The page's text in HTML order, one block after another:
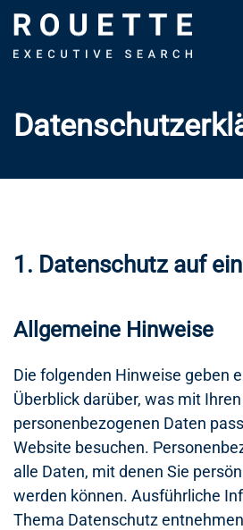
Zum Hauptinhalt springen
1. Datenschutz auf
Allgemeine Hinweise
Die folgenden Hinweise geben
Überblick darüber, was mit Ihren
personenbezogenen Daten
Website besuchen.
alle Daten, mit denen Sie
werden können. Ausführliche
Thema Datenschutz